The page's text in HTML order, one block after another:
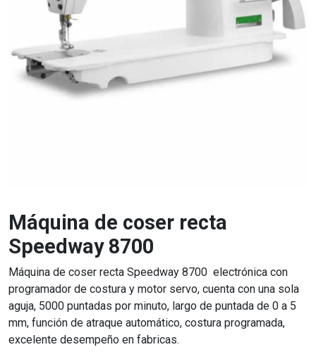
Máquina de coser recta
Speedway 8700
Máquina de coser recta Speedway 8700 electrónica con
programador de costura y motor servo, cuenta con una sola
aguja, 5000 puntadas por minuto, largo de puntada de 0 a 5
mm, función de atraque automático, costura programada,
excelente desempeño en fabricas.